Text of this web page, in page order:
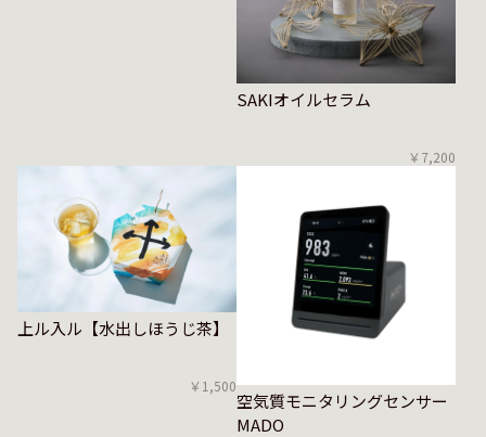
SAKIオイルセラム
￥7,200
上ル入ル【水出しほうじ茶】
￥1,500
空気質モニタリングセンサー
MADO